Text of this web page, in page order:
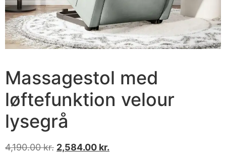
Massagestol med
løftefunktion velour
lysegrå
4,190.00kr. 2,584.00 kr.